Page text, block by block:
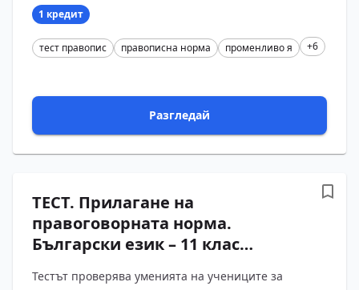
променливото я в место?...
1 кредит
тест правопис правописна норма променливо я +6
Разгледай
ТЕСТ. Прилагане на
правоговорната норма.
Български език – 11 клас
Тестът проверява уменията на учениците за